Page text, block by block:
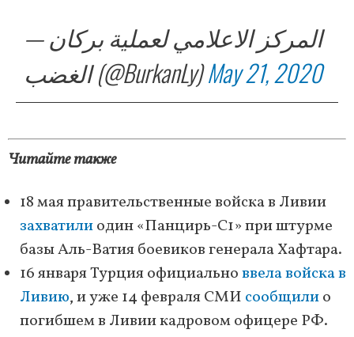
— المركز الاعلامي لعملية بركان
الغضب (@BurkanLy)May 21, 2020
Читайте также
18 мая правительственные войска в Ливии
захватилиодин «Панцирь-С1» при штурме
базы Аль-Ватия боевиков генерала Хафтара.
16 января Турция официальноввела войска в
Ливию, и уже 14 февраля СМИ сообщилио
погибшем в Ливии кадровом офицере РФ.